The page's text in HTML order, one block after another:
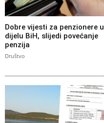
Dobre vijesti za penzionere u
dijelu BiH, slijedi povećanje
penzija
Društvo